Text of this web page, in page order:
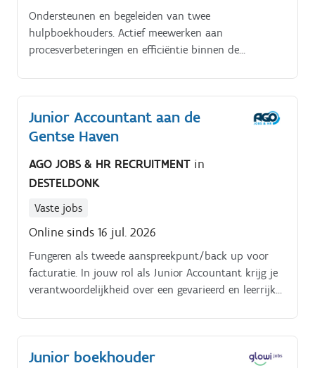
Ondersteunen en begeleiden van twee
hulpboekhouders. Actief meewerken aan
procesverbeteringen en efficiëntie binnen de
Junior Accountant aan de
Gentse Haven
AGO JOBS & HR RECRUITMENT in
DESTELDONK
Vaste jobs
Online sinds 16 jul. 2026
Fungeren als tweede aanspreekpunt/back up voor
facturatie. In jouw rol als Junior Accountant krijg je
verantwoordelijkheid over een gevarieerd en leerrijk
Junior boekhouder